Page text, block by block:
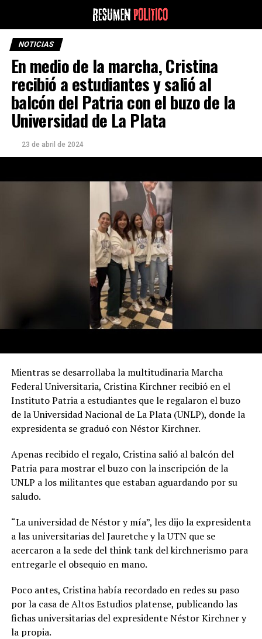
NOTICIAS
En medio de la marcha, Cristina
recibió a estudiantes y salió al
balcón del Patria con el buzo de la
Universidad de La Plata
23 de abril de 2024
Mientras se desarrollaba la multitudinaria Marcha
Federal Universitaria, Cristina Kirchner recibió en el
Instituto Patria a estudiantes que le regalaron el buzo
de la Universidad Nacional de La Plata (UNLP), donde la
expresidenta se graduó con Néstor Kirchner.
Apenas recibido el regalo, Cristina salió al balcón del
Patria para mostrar el buzo con la inscripción de la
UNLP a los militantes que estaban aguardando por su
saludo.
“La universidad de Néstor y mía”, les dijo la expresidenta
a las universitarias del Jauretche y la UTN que se
acercaron a la sede del think tank del kirchnerismo para
entregarle el obsequio en mano.
Poco antes, Cristina había recordado en redes su paso
por la casa de Altos Estudios platense, publicando las
fichas universitarias del expresidente Néstor Kirchner y
la propia.